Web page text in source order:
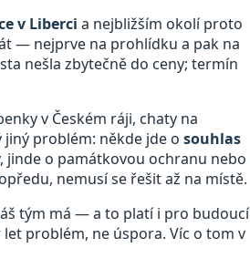
v Liberci a nejbližším okolí proto
— nejprve na prohlídku a pak na
nešla zbytečně do ceny; termín
v Českém ráji, chaty na
jiný problém: někde jde o souhlas
jinde o památkovou ochranu nebo
nemusí se řešit až na místě.
tým má — a to platí i pro budoucí
problém, ne úspora. Víc o tom v